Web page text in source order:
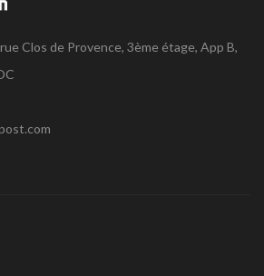
Clos de Provence, 3ème étage, App B,